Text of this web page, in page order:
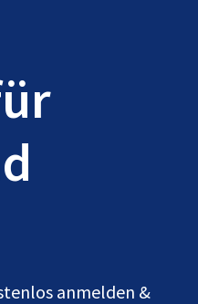
anmelden &